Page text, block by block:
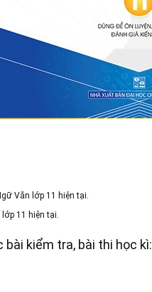
Văn lớp 11 hiện tại.
11 hiện tại.
kiểm tra, bài thi học kì: